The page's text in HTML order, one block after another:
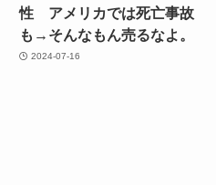
性 アメリカでは死亡事故
も→そんなもん売るなよ。
2024-07-16